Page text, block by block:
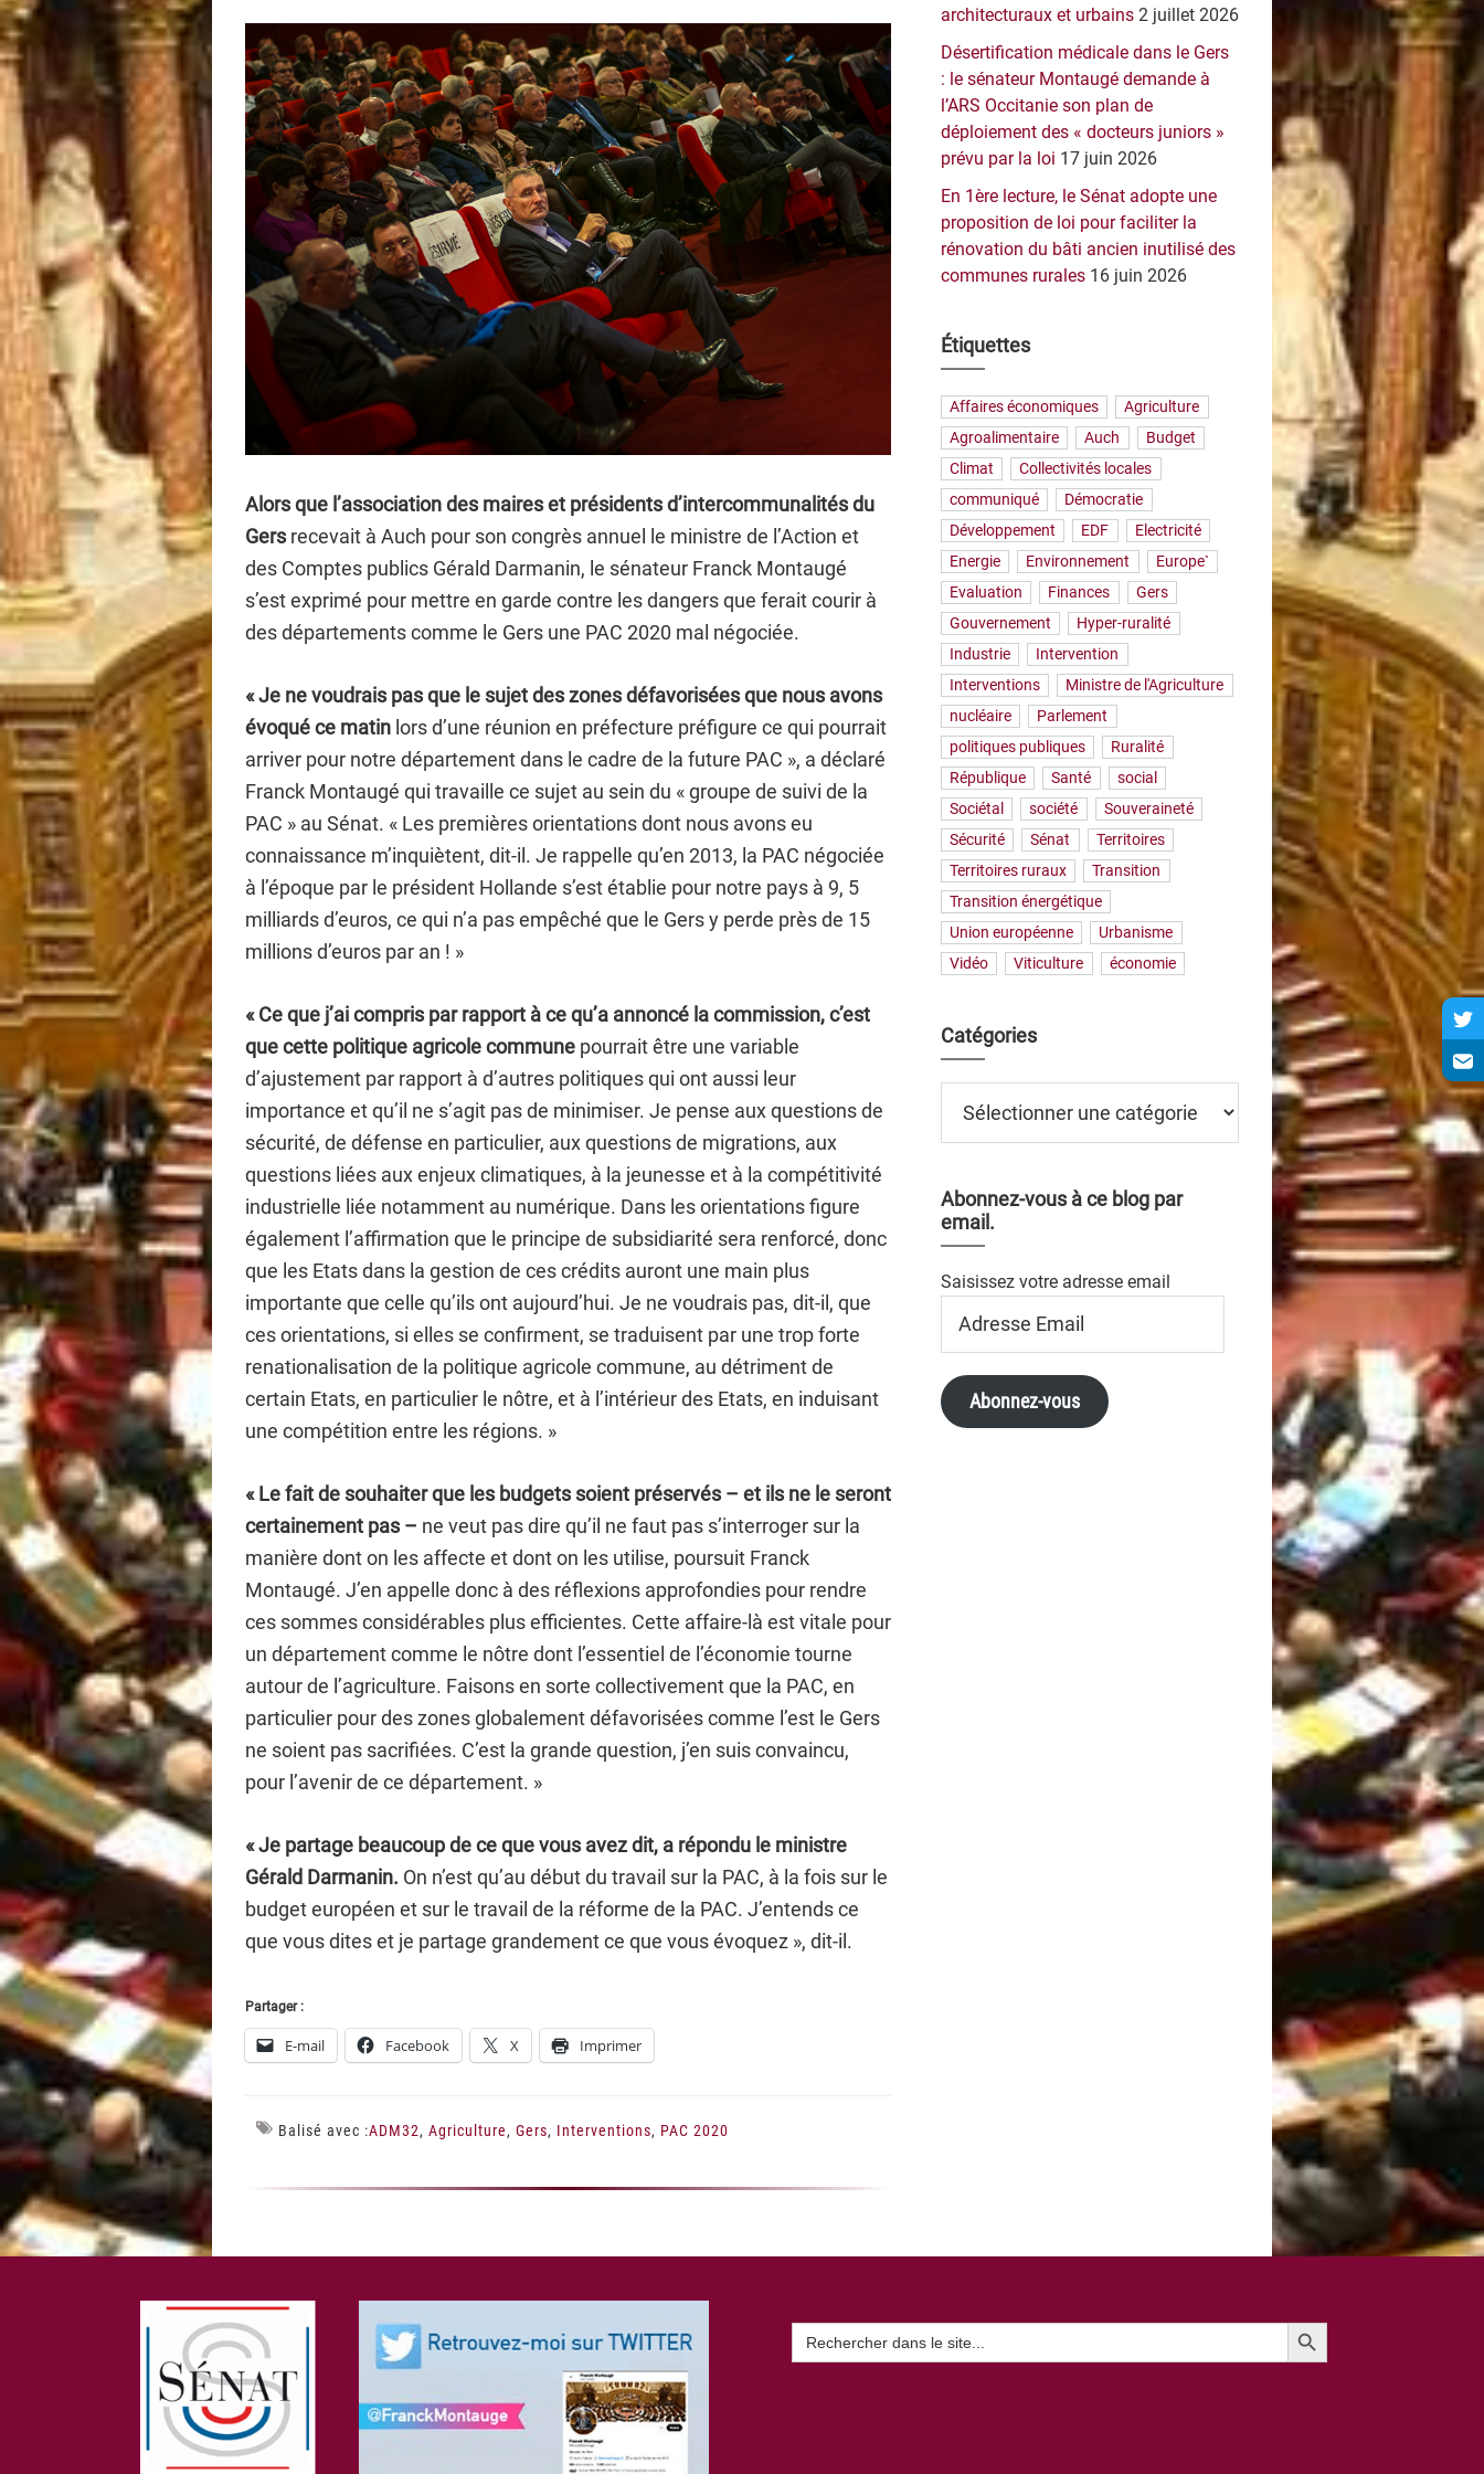
Alors que l’association des maires et présidents d’intercommunalités du
Gers recevait à Auch pour son congrès annuel le ministre de l’Action et
des Comptes publics Gérald Darmanin, le sénateur Franck Montaugé
s’est exprimé pour mettre en garde contre les dangers que ferait courir à
des départements comme le Gers une PAC 2020 mal négociée.
« Je ne voudrais pas que le sujet des zones défavorisées que nous avons
évoqué ce matin lors d’une réunion en préfecture préfigure ce qui pourrait
arriver pour notre département dans le cadre de la future PAC », a déclaré
Franck Montaugé qui travaille ce sujet au sein du « groupe de suivi de la
PAC » au Sénat. « Les premières orientations dont nous avons eu
connaissance m’inquiètent, dit-il. Je rappelle qu’en 2013, la PAC négociée
à l’époque par le président Hollande s’est établie pour notre pays à 9, 5
milliards d’euros, ce qui n’a pas empêché que le Gers y perde près de 15
millions d’euros par an ! »
« Ce que j’ai compris par rapport à ce qu’a annoncé la commission, c’est
que cette politique agricole commune pourrait être une variable
d’ajustement par rapport à d’autres politiques qui ont aussi leur
importance et qu’il ne s’agit pas de minimiser. Je pense aux questions de
sécurité, de défense en particulier, aux questions de migrations, aux
questions liées aux enjeux climatiques, à la jeunesse et à la compétitivité
industrielle liée notamment au numérique. Dans les orientations figure
également l’affirmation que le principe de subsidiarité sera renforcé, donc
que les Etats dans la gestion de ces crédits auront une main plus
importante que celle qu’ils ont aujourd’hui. Je ne voudrais pas, dit-il, que
ces orientations, si elles se confirment, se traduisent par une trop forte
renationalisation de la politique agricole commune, au détriment de
certain Etats, en particulier le nôtre, et à l’intérieur des Etats, en induisant
une compétition entre les régions. »
« Le fait de souhaiter que les budgets soient préservés – et ils ne le seront
certainement pas – ne veut pas dire qu’il ne faut pas s’interroger sur la
manière dont on les affecte et dont on les utilise, poursuit Franck
Montaugé. J’en appelle donc à des réflexions approfondies pour rendre
ces sommes considérables plus efficientes. Cette affaire-là est vitale pour
un département comme le nôtre dont l’essentiel de l’économie tourne
autour de l’agriculture. Faisons en sorte collectivement que la PAC, en
particulier pour des zones globalement défavorisées comme l’est le Gers
ne soient pas sacrifiées. C’est la grande question, j’en suis convaincu,
pour l’avenir de ce département. »
« Je partage beaucoup de ce que vous avez dit, a répondu le ministre
Gérald Darmanin. On n’est qu’au début du travail sur la PAC, à la fois sur le
budget européen et sur le travail de la réforme de la PAC. J’entends ce
que vous dites et je partage grandement ce que vous évoquez », dit-il.
Partager :
E-mail Facebook X Imprimer
Balisé avec :ADM32, Agriculture, Gers, Interventions, PAC 2020
architecturaux et urbains 2 juillet 2026
Désertification médicale dans le Gers
: le sénateur Montaugé demande à
l’ARS Occitanie son plan de
déploiement des « docteurs juniors »
prévu par la loi 17 juin 2026
En 1ère lecture, le Sénat adopte une
proposition de loi pour faciliter la
rénovation du bâti ancien inutilisé des
communes rurales 16 juin 2026
Étiquettes
Affaires économiques
Agriculture
Agroalimentaire
Auch
Budget
Climat
Collectivités locales
communiqué
Démocratie
Développement
EDF
Electricité
Energie
Environnement
Europe`
Evaluation
Finances
Gers
Gouvernement
Hyper-ruralité
Industrie
Intervention
Interventions
Ministre de l'Agriculture
nucléaire
Parlement
politiques publiques
Ruralité
République
Santé
social
Sociétal
société
Souveraineté
Sécurité
Sénat
Territoires
Territoires ruraux
Transition
Transition énergétique
Union européenne
Urbanisme
Vidéo
Viticulture économie
Catégories
Abonnez-vous à ce blog par
email.
Saisissez votre adresse email
Email
Abonnez-vous
Search
for:
Search Button